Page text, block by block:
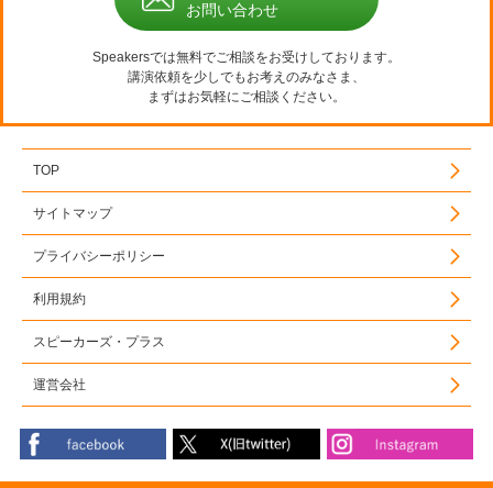
お問い合わせ
Speakersでは無料でご相談をお受けしております。
講演依頼を少しでもお考えのみなさま、
まずはお気軽にご相談ください。
TOP
サイトマップ
プライバシーポリシー
利用規約
スピーカーズ・プラス
運営会社